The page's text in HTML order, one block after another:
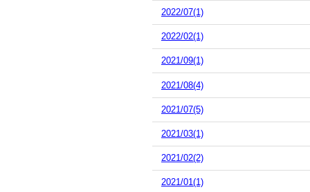
2022/07(1)
2022/02(1)
2021/09(1)
2021/08(4)
2021/07(5)
2021/03(1)
2021/02(2)
2021/01(1)